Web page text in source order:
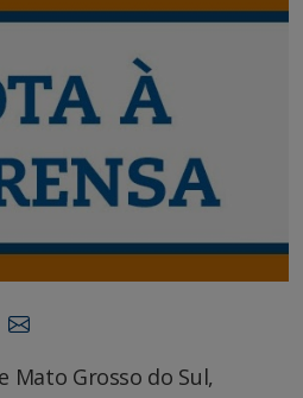
Mato Grosso do Sul,